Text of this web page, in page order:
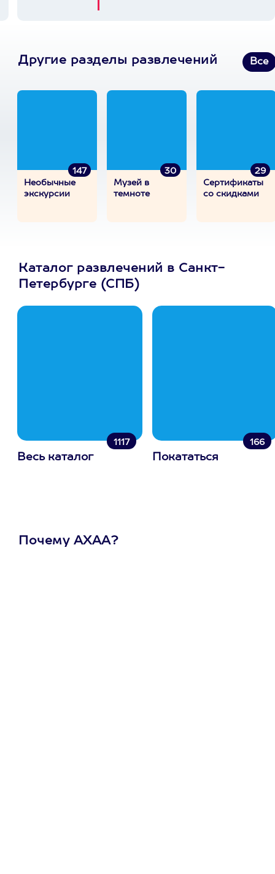
Другие разделы развлечений Все
147
Необычные
экскурсии
30
Музей в
темноте
29
Сертификаты
со скидками
Каталог развлечений в Санкт-
Петербурге (СПБ)
1117
Весь каталог
166
Покататься
Почему АХАА?